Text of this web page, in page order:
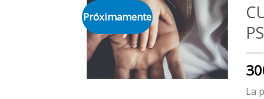
Próximamente
La